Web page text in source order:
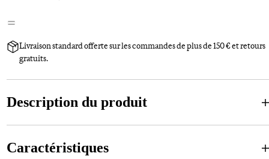
Livraison standard offerte sur les commandes de plus de 150 € et retours
gratuits.
Description du produit
Caractéristiques